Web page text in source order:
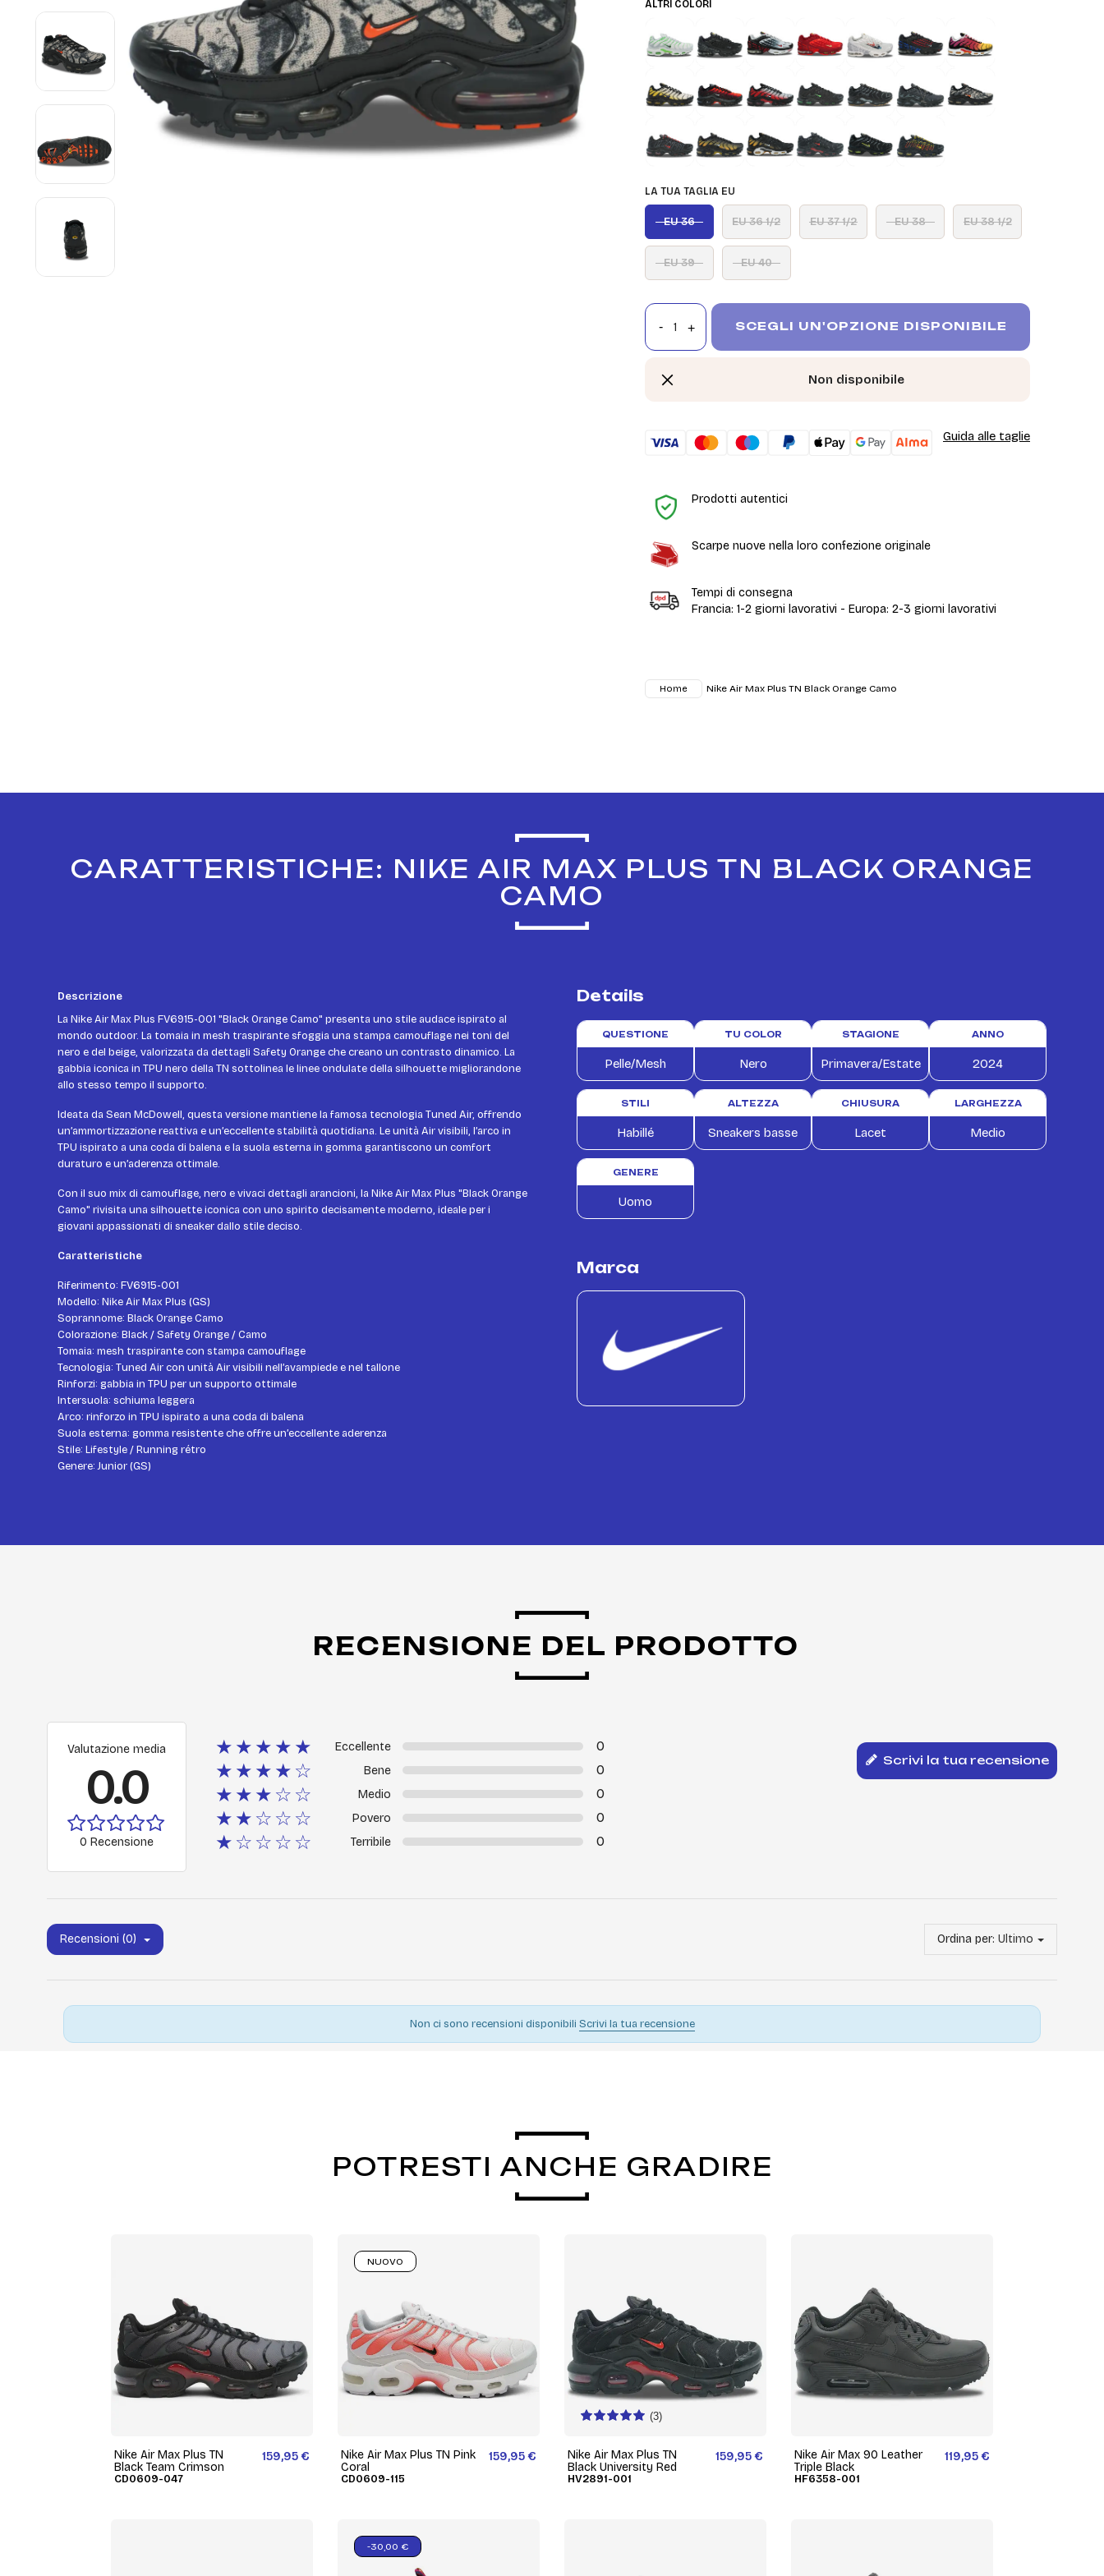
ALTRI COLORI
LA TUA TAGLIA EU
EU 36 EU 36 1/2 EU 37 1/2 EU 38 EU 38 1/2
EU 39 EU 40
SCEGLI UN'OPZIONE DISPONIBILE
Non disponibile
Guida alle taglie
Prodotti autentici
Scarpe nuove nella loro confezione originale
Tempi di consegna
Francia: 1-2 giorni lavorativi - Europa: 2-3 giorni lavorativi
Home Nike Air Max Plus TN Black Orange Camo
CARATTERISTICHE: NIKE AIR MAX PLUS TN BLACK ORANGE
CAMO
Descrizione
La Nike Air Max Plus FV6915-001 "Black Orange Camo" presenta uno stile audace ispirato al
mondo outdoor. La tomaia in mesh traspirante sfoggia una stampa camouflage nei toni del
nero e del beige, valorizzata da dettagli Safety Orange che creano un contrasto dinamico. La
gabbia iconica in TPU nero della TN sottolinea le linee ondulate della silhouette migliorandone
allo stesso tempo il supporto.
Ideata da Sean McDowell, questa versione mantiene la famosa tecnologia Tuned Air, offrendo
un’ammortizzazione reattiva e un’eccellente stabilità quotidiana. Le unità Air visibili, l’arco in
TPU ispirato a una coda di balena e la suola esterna in gomma garantiscono un comfort
duraturo e un’aderenza ottimale.
Con il suo mix di camouflage, nero e vivaci dettagli arancioni, la Nike Air Max Plus "Black Orange
Camo" rivisita una silhouette iconica con uno spirito decisamente moderno, ideale per i
giovani appassionati di sneaker dallo stile deciso.
Caratteristiche
Riferimento: FV6915-001
Modello: Nike Air Max Plus (GS)
Soprannome: Black Orange Camo
Colorazione: Black / Safety Orange / Camo
Tomaia: mesh traspirante con stampa camouflage
Tecnologia: Tuned Air con unità Air visibili nell’avampiede e nel tallone
Rinforzi: gabbia in TPU per un supporto ottimale
Intersuola: schiuma leggera
Arco: rinforzo in TPU ispirato a una coda di balena
Suola esterna: gomma resistente che offre un’eccellente aderenza
Stile: Lifestyle / Running rétro
Genere: Junior (GS)
Details
QUESTIONE
Pelle/Mesh
TU COLOR
Nero
STAGIONE
Primavera/Estate
ANNO
2024
STILI
Habillé
ALTEZZA
Sneakers basse
CHIUSURA
Lacet
LARGHEZZA
Medio
GENERE
Uomo
Marca
RECENSIONE DEL PRODOTTO
Valutazione media
0.0
0 Recensione
★★★★★ Eccellente 0
★★★★☆ Bene 0
★★★☆☆ Medio 0
★★☆☆☆ Povero 0
★☆☆☆☆ Terribile 0
Scrivi la tua recensione
Recensioni (0) Ordina per: Ultimo
Non ci sono recensioni disponibili Scrivi la tua recensione
POTRESTI ANCHE GRADIRE
Nike Air Max Plus TN
Black Team Crimson
CD0609-047
159,95 €
Nike Air Max Plus TN Pink
Coral
CD0609-115
159,95 €
NUOVO
(3)
Nike Air Max Plus TN
Black University Red
HV2891-001
159,95 €
Nike Air Max 90 Leather
Triple Black
HF6358-001
119,95 €
-30,00 €